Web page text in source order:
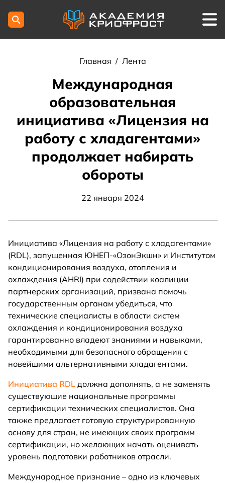
Главная / Лента
Международная
образовательная
инициатива «Лицензия на
работу с хладагентами»
продолжает набирать
обороты
22 января 2024
Инициатива «Лицензия на работу с хладагентами»
(RDL), запущенная ЮНЕП-«ОзонЭкшн» и Институтом
кондиционирования воздуха, отопления и
охлаждения (AHRI) при содействии коалиции
партнерских организаций, призвана помочь
государственным органам убедиться, что
технические специалисты в области систем
охлаждения и кондиционирования воздуха
гарантированно владеют знаниями и навыками,
необходимыми для безопасного обращения с
новейшими альтернативными хладагентами.
Инициатива RDL должна дополнять, а не заменять
существующие национальные программы
сертификации технических специалистов. Она
также предлагает готовую структурированную
основу для стран, не имеющих своих программ
сертификации, но желающих начать оценивать
уровень подготовки работников отрасли.
Международное признание – одно из ключевых